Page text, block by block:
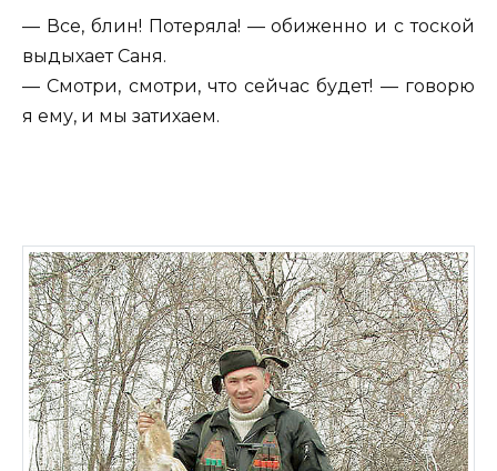
— Все, блин! Потеряла! — обиженно и с тоской
выдыхает Саня.
— Смотри, смотри, что сейчас будет! — говорю
я ему, и мы затихаем.